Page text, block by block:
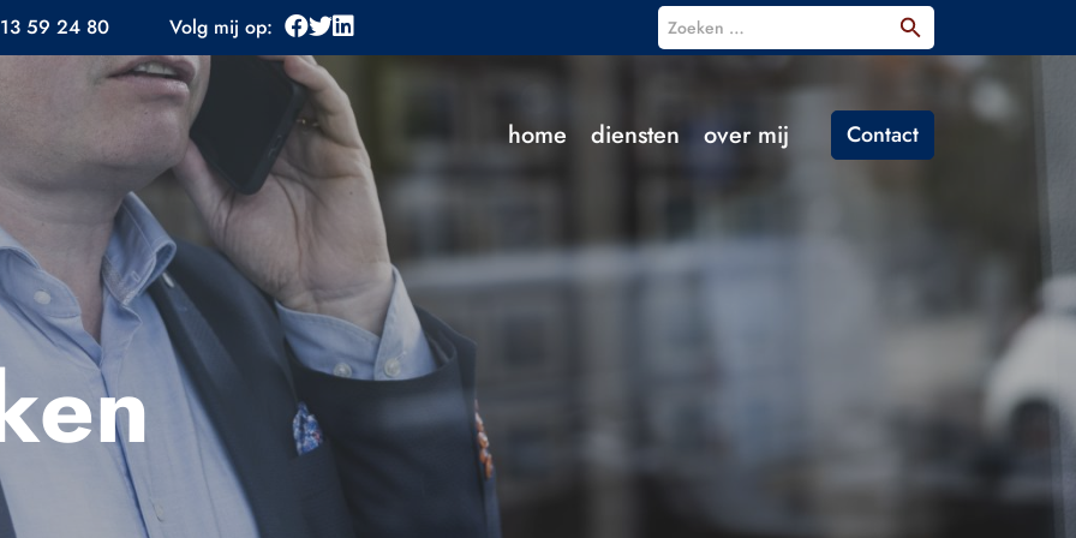
59 24 80 Volg mij op:
Zoeken
naar:
home diensten over mij Contact